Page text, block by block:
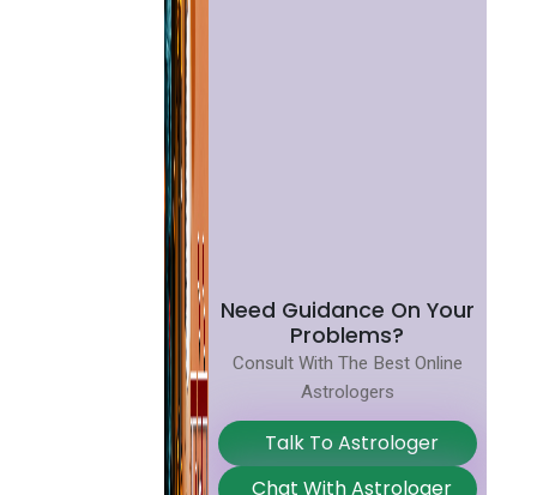
Need Guidance On Your
Problems?
Consult With The Best Online
Astrologers
Talk To Astrologer
Chat With Astrologer